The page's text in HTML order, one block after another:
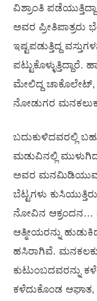
ವಿಶ್ರಾಂತಿ
ಅವರ ಪ್ರೀತಿಪಾತ್ರರು
ಇಷ್ಟಪಡುತ್ತಿದ್ದ
ಮೇಲಿದ್ದ
ನೋಡುಗರ
ಬದುಕುಳಿದವರಲ್ಲಿ
ಮಡುವಿನಲ್ಲಿ
ಅವರ ಮನಮಿಡಿಯುವ
ಬೆಟ್ಟಗಳು
ನೋವಿನ ಆಕ್ರಂದನ…
ಆತ್ಮೀಯರನ್ನು
ಹಸಿರಾಗಿವೆ.
ಕುಟುಂಬದವರನ್ನು
ಕಳೆದುಕೊಂಡ ಆಘಾತ,